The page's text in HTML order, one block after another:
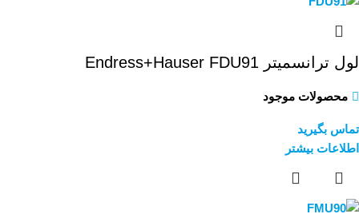
لول ترانسمیتر Endress+Hauser FDU91
محصولات موجود
تماس بگیرید
اطلاعات بیشتر